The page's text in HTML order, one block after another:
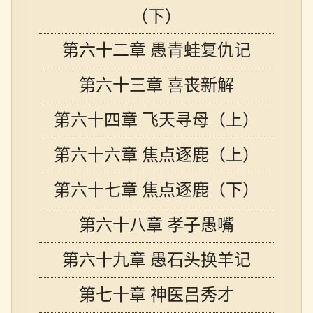
（下）
第六十二章 愚青蛙复仇记
第六十三章 喜丧新解
第六十四章 飞天寻母（上）
第六十六章 焦点逐鹿（上）
第六十七章 焦点逐鹿（下）
第六十八章 孝子愚嘴
第六十九章 愚石头换羊记
第七十章 神医吕秀才